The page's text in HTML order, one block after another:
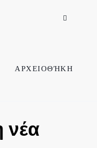
ΑΡΧΕΙΟΘΉΚΗ
νέα